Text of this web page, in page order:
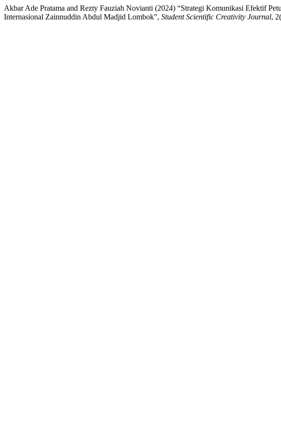
Akbar Ade Pratama and Rezty Fauziah Novianti (2024) “Strategi Komunikasi Efektif
Internasional Zainnuddin Abdul Madjid Lombok”, Student Scientific Creativity Journal,